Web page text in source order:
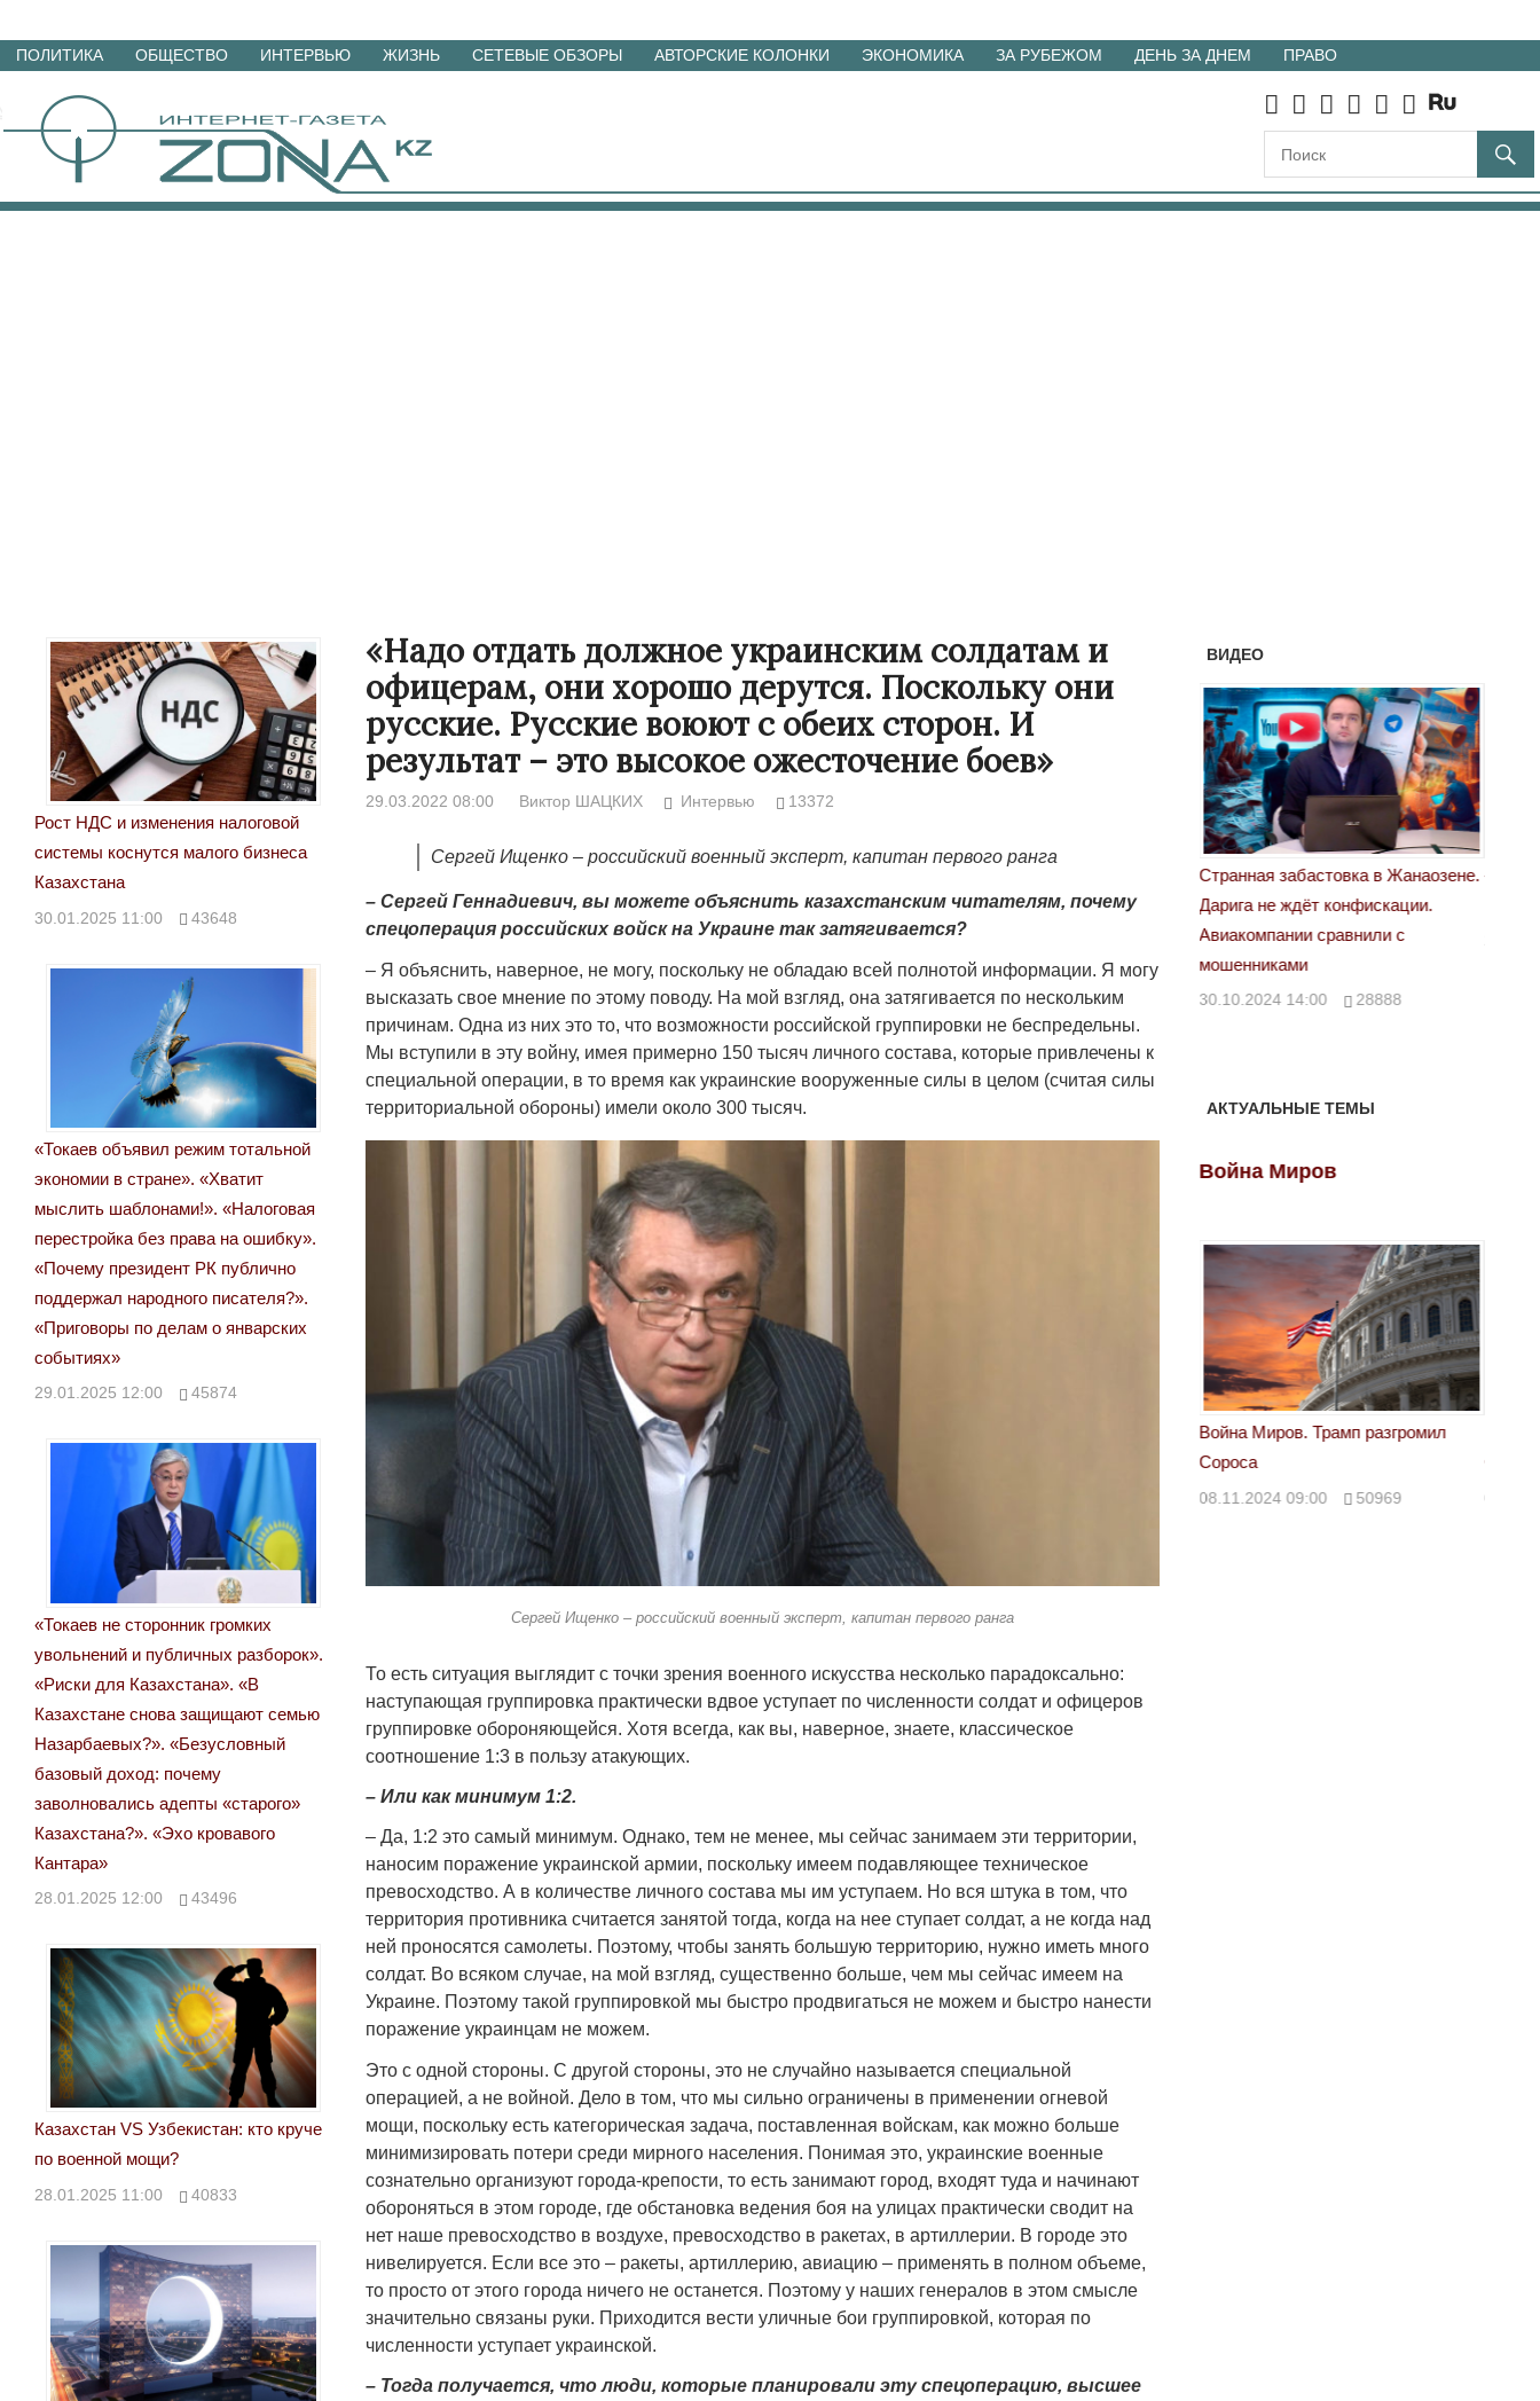
Перейти
материалам
ПОЛИТИКА ОБЩЕСТВО ИНТЕРВЬЮ ЖИЗНЬ СЕТЕВЫЕ ОБЗОРЫ АВТОРСКИЕ КОЛОНКИ ЭКОНОМИКА ЗА РУБЕЖОМ ДЕНЬ ЗА ДНЕМ ПРАВО
«Надо отдать должное украинским солдатам и
офицерам, они хорошо дерутся. Поскольку они
русские. Русские воюют с обеих сторон. И
результат – это высокое ожесточение боев»
29.03.2022 08:00 Виктор ШАЦКИХ Интервью 13372
Сергей Ищенко – российский военный эксперт, капитан первого ранга
– Сергей Геннадиевич, вы можете объяснить казахстанским читателям, почему
спецоперация российских войск на Украине так затягивается?
– Я объяснить, наверное, не могу, поскольку не обладаю всей полнотой информации. Я могу
высказать свое мнение по этому поводу. На мой взгляд, она затягивается по нескольким
причинам. Одна из них это то, что возможности российской группировки не беспредельны.
Мы вступили в эту войну, имея примерно 150 тысяч личного состава, которые привлечены к
специальной операции, в то время как украинские вооруженные силы в целом (считая силы
территориальной обороны) имели около 300 тысяч.
Сергей Ищенко – российский военный эксперт, капитан первого ранга
То есть ситуация выглядит с точки зрения военного искусства несколько парадоксально:
наступающая группировка практически вдвое уступает по численности солдат и офицеров
группировке обороняющейся. Хотя всегда, как вы, наверное, знаете, классическое
соотношение 1:3 в пользу атакующих.
– Или как минимум 1:2.
– Да, 1:2 это самый минимум. Однако, тем не менее, мы сейчас занимаем эти территории,
наносим поражение украинской армии, поскольку имеем подавляющее техническое
превосходство. А в количестве личного состава мы им уступаем. Но вся штука в том, что
территория противника считается занятой тогда, когда на нее ступает солдат, а не когда над
ней проносятся самолеты. Поэтому, чтобы занять большую территорию, нужно иметь много
солдат. Во всяком случае, на мой взгляд, существенно больше, чем мы сейчас имеем на
Украине. Поэтому такой группировкой мы быстро продвигаться не можем и быстро нанести
поражение украинцам не можем.
Это с одной стороны. С другой стороны, это не случайно называется специальной
операцией, а не войной. Дело в том, что мы сильно ограничены в применении огневой
мощи, поскольку есть категорическая задача, поставленная войскам, как можно больше
минимизировать потери среди мирного населения. Понимая это, украинские военные
сознательно организуют города-крепости, то есть занимают город, входят туда и начинают
обороняться в этом городе, где обстановка ведения боя на улицах практически сводит на
нет наше превосходство в воздухе, превосходство в ракетах, в артиллерии. В городе это
нивелируется. Если все это – ракеты, артиллерию, авиацию – применять в полном объеме,
то просто от этого города ничего не останется. Поэтому у наших генералов в этом смысле
значительно связаны руки. Приходится вести уличные бои группировкой, которая по
численности уступает украинской.
– Тогда получается, что люди, которые планировали эту спецоперацию, высшее
Рост НДС и изменения налоговой
системы коснутся малого бизнеса
Казахстана
30.01.2025 11:00 43648
«Токаев объявил режим тотальной
экономии в стране». «Хватит
мыслить шаблонами!». «Налоговая
перестройка без права на ошибку».
«Почему президент РК публично
поддержал народного писателя?».
«Приговоры по делам о январских
событиях»
29.01.2025 12:00 45874
«Токаев не сторонник громких
увольнений и публичных разборок».
«Риски для Казахстана». «В
Казахстане снова защищают семью
Назарбаевых?». «Безусловный
базовый доход: почему
заволновались адепты «старого»
Казахстана?». «Эхо кровавого
Кантара»
28.01.2025 12:00 43496
Казахстан VS Узбекистан: кто круче
по военной мощи?
28.01.2025 11:00 40833
ВИДЕО
17.10.2024 17:00 29972
Дарига не ждёт конфискации.
Авиакомпании сравнили с
мошенниками
30.10.2024 14:00 28888
«Новый Казахстан не говорит всей
правды»
29.10.2024 09:00 39623
АКТУАЛЬНЫЕ ТЕМЫ
Война Миров
Война Миров. Трамп разгромил
Сороса
08.11.2024 09:00 50969